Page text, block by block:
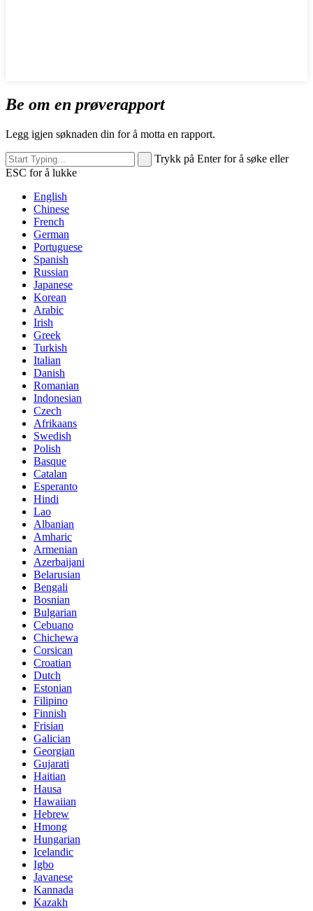
Be om en prøverapport
Legg igjen søknaden din for å motta en rapport.
Trykk på Enter for å søke eller
ESC for å lukke
English
Chinese
French
German
Portuguese
Spanish
Russian
Japanese
Korean
Arabic
Irish
Greek
Turkish
Italian
Danish
Romanian
Indonesian
Czech
Afrikaans
Swedish
Polish
Basque
Catalan
Esperanto
Hindi
Lao
Albanian
Amharic
Armenian
Azerbaijani
Belarusian
Bengali
Bosnian
Bulgarian
Cebuano
Chichewa
Corsican
Croatian
Dutch
Estonian
Filipino
Finnish
Frisian
Galician
Georgian
Gujarati
Haitian
Hausa
Hawaiian
Hebrew
Hmong
Hungarian
Icelandic
Igbo
Javanese
Kannada
Kazakh